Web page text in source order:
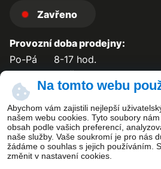
Na tomto webu
Abychom vám zajistili nejlepší
našem webu cookies. Tyto soubory
obsah podle vašich preferencí,
naše služby. Vaše soukromí je pro nás
žádáme o souhlas s jejich používáním.
změnit v nastavení cookies.
Zavřeno
Provozní doba prodejny:
Po-Pá
8-17 hod.
So-Ne
zavřeno
Kontakt